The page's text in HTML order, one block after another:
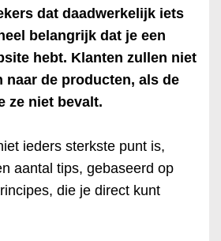
dat daadwerkelijk iets
belangrijk dat je een
hebt. Klanten zullen niet
naar de producten, als de
ze niet bevalt.
ieders sterkste punt is,
aantal tips, gebaseerd op
die je direct kunt